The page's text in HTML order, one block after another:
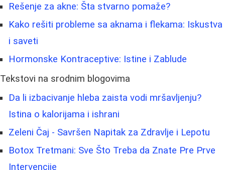
Rešenje za akne: Šta stvarno pomaže?
Kako rešiti probleme sa aknama i flekama: Iskustva
i saveti
Hormonske Kontraceptive: Istine i Zablude
Tekstovi na srodnim blogovima
Da li izbacivanje hleba zaista vodi mršavljenju?
Istina o kalorijama i ishrani
Zeleni Čaj - Savršen Napitak za Zdravlje i Lepotu
Botox Tretmani: Sve Što Treba da Znate Pre Prve
Intervencije